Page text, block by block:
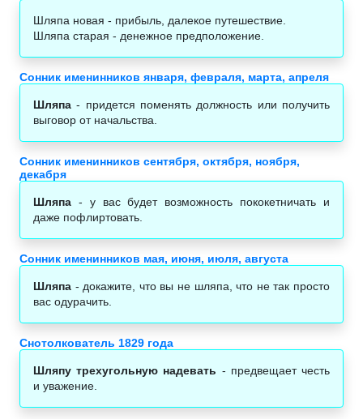
Шляпа новая - прибыль, далекое путешествие.
Шляпа старая - денежное предположение.
Сонник именинников января, февраля, марта, апреля
Шляпа - придется поменять должность или получить
выговор от начальства.
Сонник именинников сентября, октября, ноября,
декабря
Шляпа - у вас будет возможность пококетничать и
даже пофлиртовать.
Сонник именинников мая, июня, июля, августа
Шляпа - докажите, что вы не шляпа, что не так просто
вас одурачить.
Снотолкователь 1829 года
Шляпу трехугольную надевать - предвещает честь
и уважение.